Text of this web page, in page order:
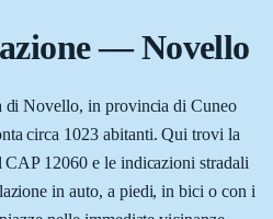
—Novello
di Novello, in provincia di Cuneo
circa 1023 abitanti. Qui trovi la
CAP 12060 e le indicazioni stradali
in auto, a piedi, in bici o con i